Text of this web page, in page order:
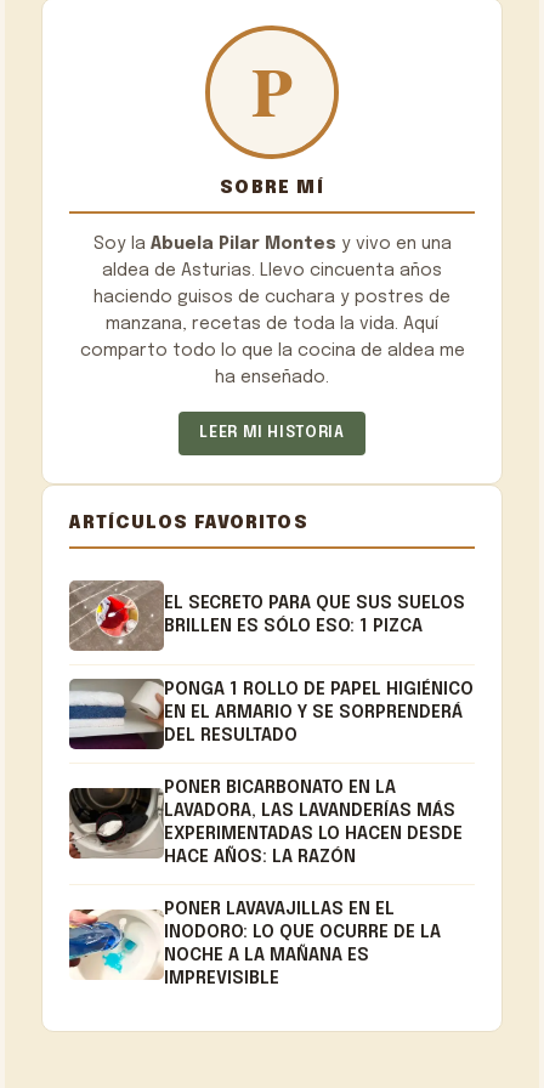
SOBRE MÍ
Soy la Abuela Pilar Montes y vivo en una
aldea de Asturias. Llevo cincuenta años
haciendo guisos de cuchara y postres de
manzana, recetas de toda la vida. Aquí
comparto todo lo que la cocina de aldea me
ha enseñado.
LEER MI HISTORIA
ARTÍCULOS FAVORITOS
EL SECRETO PARA QUE SUS SUELOS
BRILLEN ES SÓLO ESO: 1 PIZCA
PONGA 1 ROLLO DE PAPEL HIGIÉNICO
EN EL ARMARIO Y SE SORPRENDERÁ
DEL RESULTADO
PONER BICARBONATO EN LA
LAVADORA, LAS LAVANDERÍAS MÁS
EXPERIMENTADAS LO HACEN DESDE
HACE AÑOS: LA RAZÓN
PONER LAVAVAJILLAS EN EL
INODORO: LO QUE OCURRE DE LA
NOCHE A LA MAÑANA ES
IMPREVISIBLE